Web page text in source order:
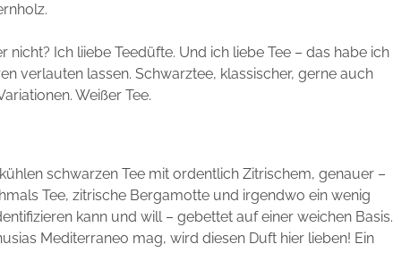
nicht? Ich liiebe Teedüfte. Und ich liebe Tee – das habe ich
verlauten lassen. Schwarztee, klassischer, gerne auch
Weißer Tee.
schwarzen Tee mit ordentlich Zitrischem, genauer –
Tee, zitrische Bergamotte und irgendwo ein wenig
kann und will – gebettet auf einer weichen Basis.
Mediterraneo mag, wird diesen Duft hier lieben! Ein